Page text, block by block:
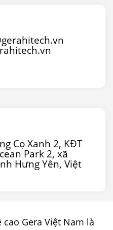
Cọ Xanh 2, KĐT
Park 2, xã
Hưng Yên, Việt
cao Gera Việt Nam là